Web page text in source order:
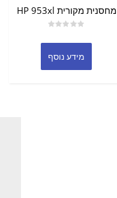
מחסנית מקורית HP 953xl
0
5
מידע נוסף